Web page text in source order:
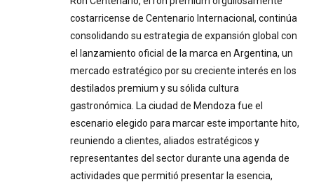
costarricense de Centenario Internacional, continúa
consolidando su estrategia de expansión global con
el lanzamiento oficial de la marca en Argentina, un
mercado estratégico por su creciente interés en los
destilados premium y su sólida cultura
gastronómica. La ciudad de Mendoza fue el
escenario elegido para marcar este importante hito,
reuniendo a clientes, aliados estratégicos y
representantes del sector durante una agenda de
actividades que permitió presentar la esencia,